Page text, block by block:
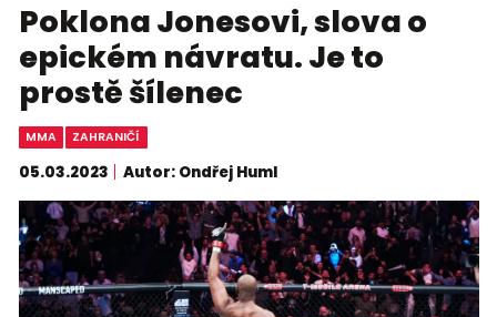
Poklona Jonesovi, slova o
epickém návratu. Je to
prostě šílenec
MMA ZAHRANIČÍ
05.03.2023 Autor: Ondřej Huml